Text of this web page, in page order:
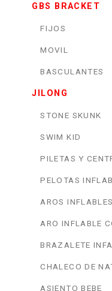
GBS BRACKET
FIJOS
MOVIL
BASCULANTES
JILONG
STONE SKUNK
SWIM KID
PILETAS Y
PELOTAS
AROS INFLABLES
ARO INFLABLE
BRAZALETE
CHALECO DE
ASIENTO BEBE